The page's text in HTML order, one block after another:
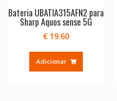
Bateria UBATIA315AFN2 para
Sharp Aquos sense 5G
€19.60
Adicionar